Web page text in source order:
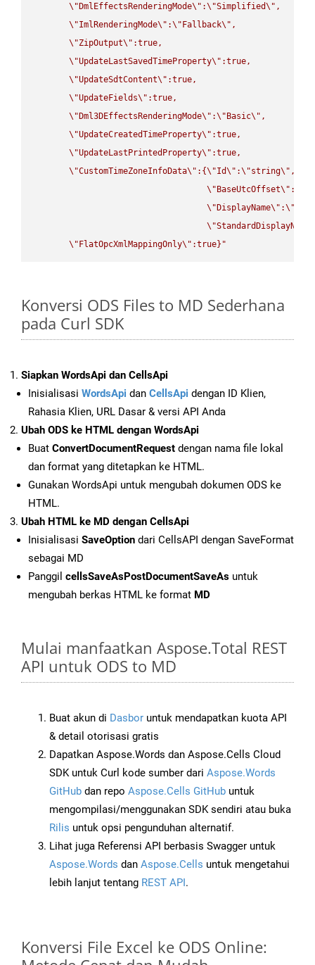
\" DmlEffectsRenderingMode\" :\"Simplified\" ,
\"ImlRenderingMode\" :\" Fallback\" ,
\"ZipOutput\" :true,
\"UpdateLastSavedTimeProperty\" :true,
\"UpdateSdtContent\" :true,
\"UpdateFields\" :true,
\" Dml3DEffectsRenderingMode\" :\" Basic\" ,
\"UpdateCreatedTimeProperty\" :true,
\"UpdateLastPrintedProperty\" :true,
\"CustomTimeZoneInfoData\" :{\"Id\" :\"string\" ,
\" BaseUtcOffset\" :
\" DisplayName\" :\"
\"StandardDisplayName
\" FlatOpcXmlMappingOnly\" :true}"
Konversi ODS Files to MD Sederhana
pada Curl SDK
Siapkan WordsApi dan CellsApi
Inisialisasi WordsApi dan CellsApi dengan ID Klien,
Rahasia Klien, URL Dasar & versi API Anda
Ubah ODS ke HTML dengan WordsApi
Buat ConvertDocumentRequest dengan nama file lokal
dan format yang ditetapkan ke HTML.
Gunakan WordsApi untuk mengubah dokumen ODS ke
HTML.
Ubah HTML ke MD dengan CellsApi
Inisialisasi SaveOption dari CellsAPI dengan SaveFormat
sebagai MD
Panggil cellsSaveAsPostDocumentSaveAs untuk
mengubah berkas HTML ke format MD
Mulai manfaatkan Aspose.Total REST
API untuk ODS to MD
Buat akun di Dasbor untuk mendapatkan kuota API
& detail otorisasi gratis
Dapatkan Aspose.Words dan Aspose.Cells Cloud
SDK untuk Curl kode sumber dari Aspose.Words
GitHub dan repo Aspose.Cells GitHub untuk
mengompilasi/menggunakan SDK sendiri atau buka
Rilis untuk opsi pengunduhan alternatif.
Lihat juga Referensi API berbasis Swagger untuk
Aspose.Words dan Aspose.Cells untuk mengetahui
lebih lanjut tentang REST API.
Konversi File Excel ke ODS Online: